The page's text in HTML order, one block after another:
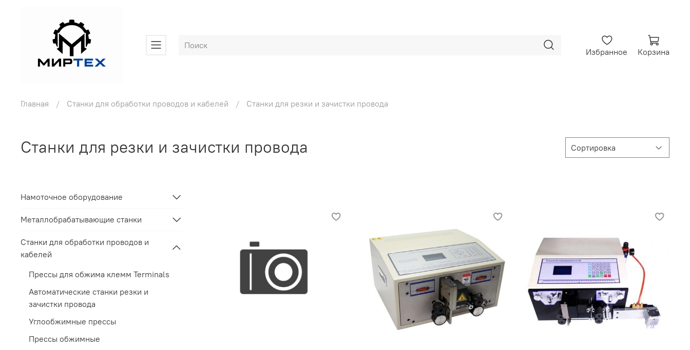
Избранное Корзина
Главная Станки для обработки проводов и кабелей Станки для резки и зачистки провода
Станки для резки и зачистки провода
Намоточное оборудование
Металлобрабатывающие станки
Станки для обработки проводов и
кабелей
Прессы для обжима клемм Terminals
Автоматические станки резки и
зачистки провода
Углообжимные прессы
Прессы обжимные